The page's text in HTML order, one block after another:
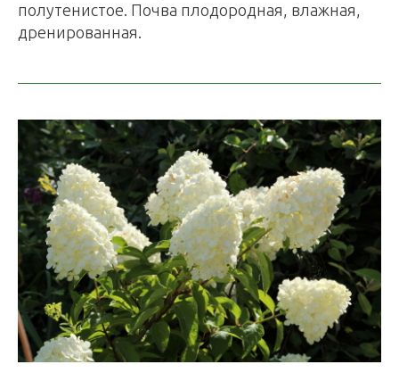
полутенистое. Почва плодородная, влажная,
дренированная.